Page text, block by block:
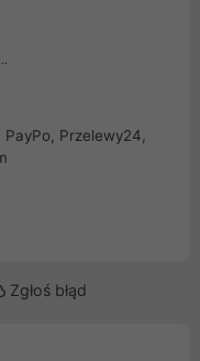
PayPo, Przelewy24,
Zgłoś błąd